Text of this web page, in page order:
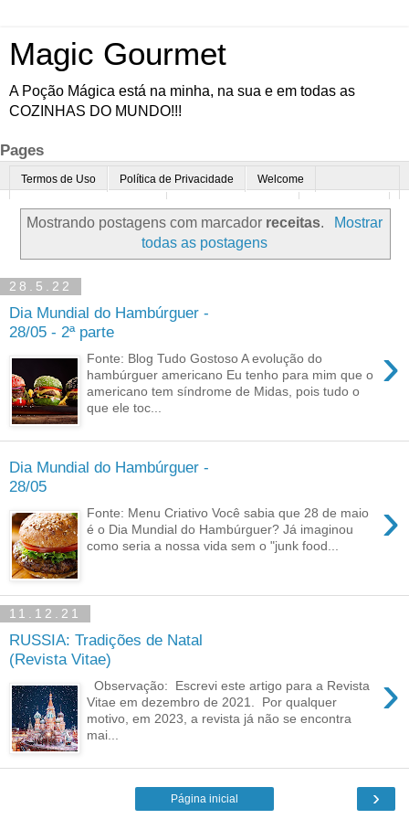
Magic Gourmet
A Poção Mágica está na minha, na sua e em todas as
COZINHAS DO MUNDO!!!
Pages
Termos de Uso Política de Privacidade Welcome
Enoturismo Minha Cozinha Dicas da vovó Mais
Parcerias Contato
Mostrando postagens com marcador receitas.
Mostrar
todas as postagens
28.5.22
Dia Mundial do Hambúrguer -
28/05 - 2ª parte
›
Fonte: Blog Tudo Gostoso A evolução do
hambúrguer americano Eu tenho para mim que o
americano tem síndrome de Midas, pois tudo o
que ele toc...
Dia Mundial do Hambúrguer -
28/05
›
Fonte: Menu Criativo Você sabia que 28 de maio
é o Dia Mundial do Hambúrguer? Já imaginou
como seria a nossa vida sem o "junk food...
11.12.21
RUSSIA: Tradições de Natal
(Revista Vitae)
›
Observação: Escrevi este artigo para a Revista
Vitae em dezembro de 2021. Por qualquer
motivo, em 2023, a revista já não se encontra
mai...
›
Página inicial